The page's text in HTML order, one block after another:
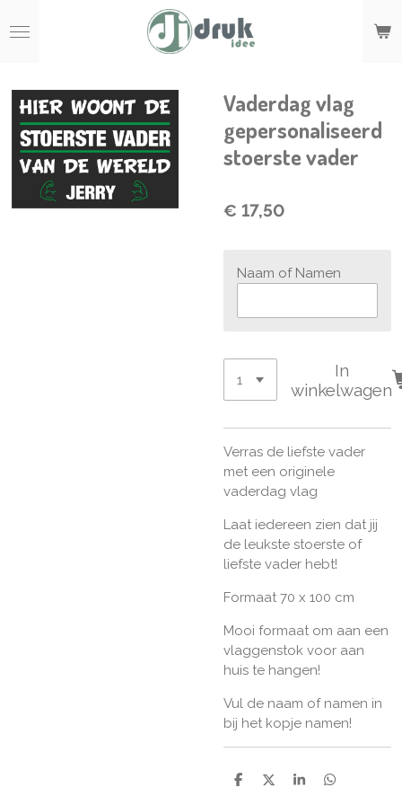
direct
hoofdinhoud
Vaderdag vlag
gepersonaliseerd
stoerste vader
€ 17,50
Naam of Namen
In
winkelwagen
Verras de liefste vader
met een originele
vaderdag vlag
Laat iedereen zien dat jij
de leukste stoerste of
liefste vader hebt!
Formaat 70 x 100 cm
Mooi formaat om aan een
vlaggenstok voor aan
huis te hangen!
Vul de naam of namen in
bij het kopje namen!
D
D
S
D